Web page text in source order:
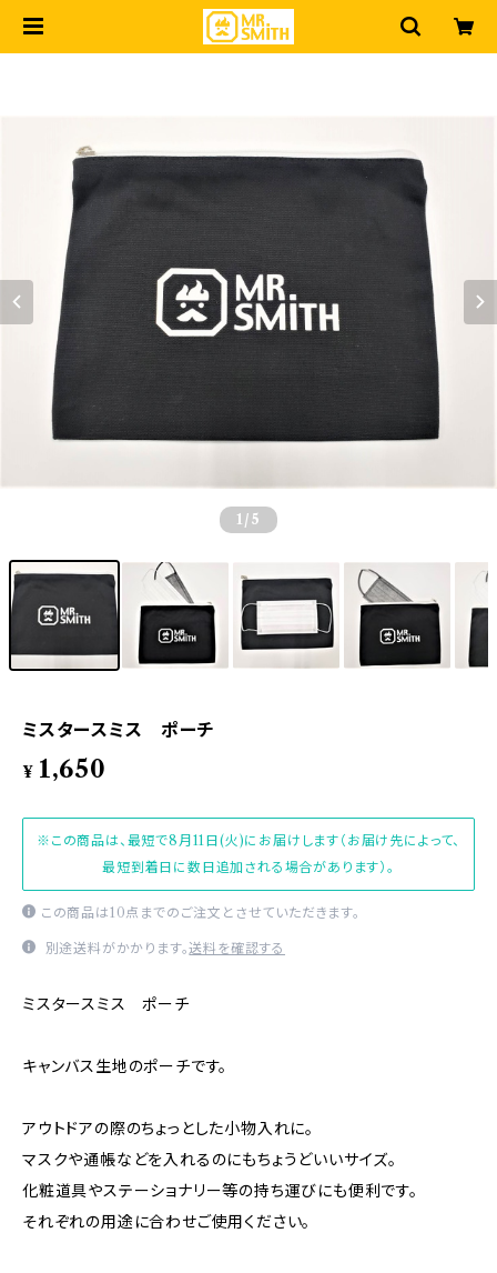
1 /5
ミスタースミス ポーチ
¥ 1,650
※この商品は、最短で8月11日(火)にお届けします（お届け先によって、
最短到着日に数日追加される場合があります）。
この商品は10点までのご注文とさせていただきます。
別途送料がかかります。送料を確認する
ミスタースミス ポーチ
キャンバス生地のポーチです。
アウトドアの際のちょっとした小物入れに。
マスクや通帳などを入れるのにもちょうどいいサイズ。
化粧道具やステーショナリー等の持ち運びにも便利です。
それぞれの用途に合わせご使用ください。